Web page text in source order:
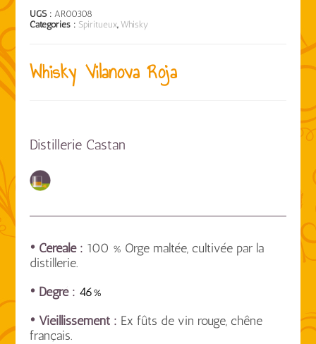
UGS : AR00308
Catégories : Spiritueux, Whisky
Whisky Vilanova Roja
Distillerie Castan
• Céréale : 100 % Orge maltée, cultivée par la
distillerie.
• Degré : 46%
• Vieillissement : Ex fûts de vin rouge, chêne
français.